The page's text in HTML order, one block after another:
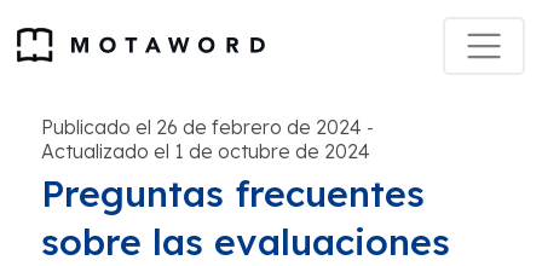
Publicado el 26 de febrero de 2024 -
Actualizado el 1 de octubre de 2024
Preguntas frecuentes
sobre las evaluaciones